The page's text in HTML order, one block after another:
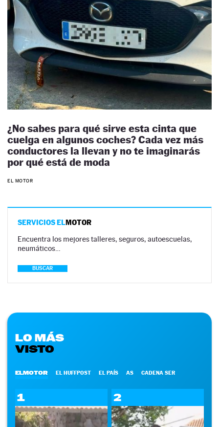
¿No sabes para qué sirve esta cinta que
cuelga en algunos coches? Cada vez más
conductores la llevan y no te imaginarás
por qué está de moda
EL MOTOR
SERVICIOS ELMOTOR
Encuentra los mejores talleres, seguros, autoescuelas,
neumáticos…
BUSCAR
LO MÁS
VISTO
ELMOTOR EL HUFFPOST EL PAÍS AS CADENA SER
1 2